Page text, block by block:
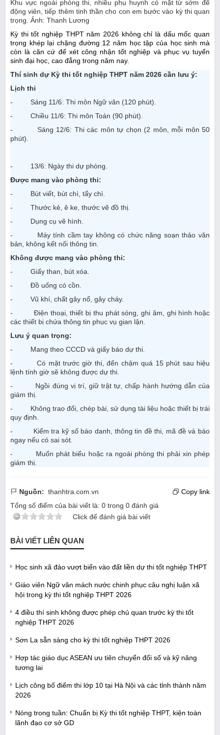
Khu vực ngoài phòng thi, nhiều phụ huynh có mặt từ sớm để
động viên, tiếp thêm tinh thần cho con em bước vào kỳ thi quan
trọng. Ảnh: Thanh Lương
Kỳ thi tốt nghiệp THPT năm 2026 không chỉ là dấu mốc quan
trọng khép lại chặng đường 12 năm học tập của học sinh mà
còn là căn cứ để xét công nhận tốt nghiệp và phục vụ tuyển
sinh đại học, cao đẳng trong năm nay.
Thí sinh dự Kỳ thi tốt nghiệp THPT năm 2026 cần lưu ý:
Lịch thi
- Sáng 11/6: Thi môn Ngữ văn (120 phút).
- Chiều 11/6: Thi môn Toán (90 phút).
- Sáng 12/6: Thi các môn tự chọn (2 môn, mỗi môn 50
phút).
- 13/6: Ngày thi dự phòng.
Được mang vào phòng thi:
- Bút viết, bút chì, tẩy chì.
- Thước kẻ, ê ke, thước vẽ đồ thị.
- Dụng cụ vẽ hình.
- Máy tính cầm tay không có chức năng soạn thảo văn
bản, không kết nối thông tin.
Không được mang vào phòng thi:
- Giấy than, bút xóa.
- Đồ uống có cồn.
- Vũ khí, chất gây nổ, gây cháy.
- Điện thoại, thiết bị thu phát sóng, ghi âm, ghi hình hoặc
các thiết bị chứa thông tin phục vụ gian lận.
Lưu ý quan trọng:
- Mang theo CCCD và giấy báo dự thi.
- Có mặt trước giờ thi, đến chậm quá 15 phút sau hiệu
lệnh tính giờ sẽ không được dự thi.
- Ngồi đúng vị trí, giữ trật tự, chấp hành hướng dẫn của
giám thị.
- Không trao đổi, chép bài, sử dụng tài liệu hoặc thiết bị trái
quy định.
- Kiểm tra kỹ số báo danh, thông tin đề thi, mã đề và báo
ngay nếu có sai sót.
- Muốn phát biểu hoặc ra ngoài phòng thi phải xin phép
giám thị.
Nguồn: thanhtra.com.vn
Copy link
Tổng số điểm của bài viết là: 0 trong 0 đánh giá
Click để đánh giá bài viết
BÀI VIẾT LIÊN QUAN
Học sinh xã đảo vượt biển vào đất liền dự thi tốt nghiệp THPT
Giáo viên Ngữ văn mách nước chinh phục câu nghị luận xã
hội trong kỳ thi tốt nghiệp THPT 2026
4 điều thí sinh không được phép chủ quan trước kỳ thi tốt
nghiệp THPT 2026
Sơn La sẵn sàng cho kỳ thi tốt nghiệp THPT 2026
Hợp tác giáo dục ASEAN ưu tiên chuyển đổi số và kỹ năng
tương lai
Lịch công bố điểm thi lớp 10 tại Hà Nội và các tỉnh thành năm
2026
Nóng trong tuần: Chuẩn bị Kỳ thi tốt nghiệp THPT, kiện toàn
lãnh đạo cơ sở GD